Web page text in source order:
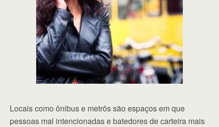
Locais como ônibus e metrôs são espaços em que
pessoas mal intencionadas e batedores de carteira mais